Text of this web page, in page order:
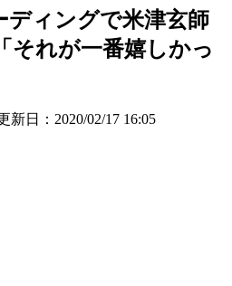
ディングで米津玄師
それが一番嬉しかっ
新日： 2020/02/17 16:05